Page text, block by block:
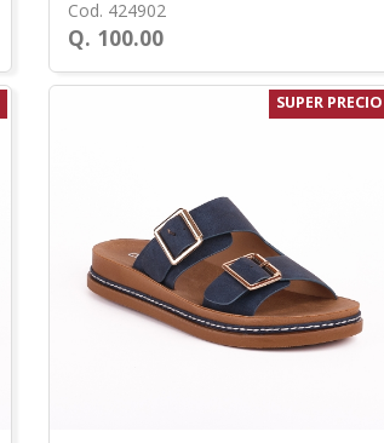
Cod. 424902
Q. 100.00
SUPER PRECIO